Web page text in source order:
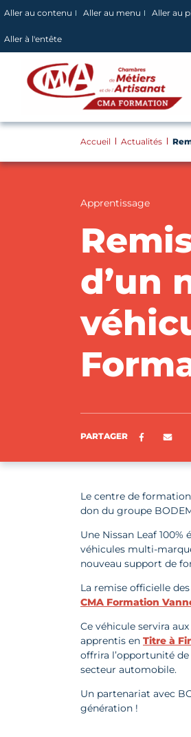
Panneau de gestion des cookies
Aller au contenu Aller au menu Aller au
Aller à l'entête
Accueil Actualités
Apprentissage
d’un
PARTAGER Partager
Le centre de
don du groupe
Une Nissan Leaf
véhicules multi-
nouveau support de
La remise officielle
CMA Formation
Ce véhicule servira
apprentis en Titre à
offrira l’opportunité
secteur automobile.
Un partenariat avec
génération !